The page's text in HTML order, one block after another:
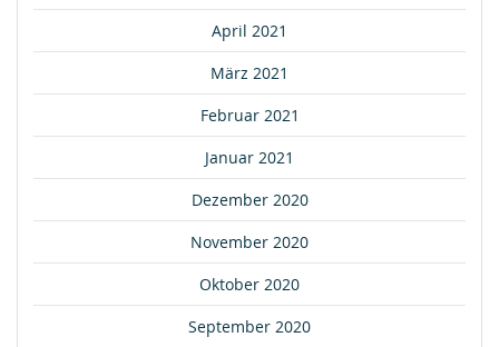
April 2021
März 2021
Februar 2021
Januar 2021
Dezember 2020
November 2020
Oktober 2020
September 2020